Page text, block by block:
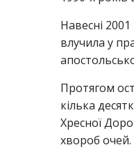
Навесні
влучила у
Протягом
кілька
Хресної
хвороб очей.